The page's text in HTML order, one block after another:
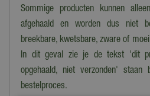
Timer
Nee
Wielen
Nee
Sommige producten kunnen
afgehaald en worden dus niet
breekbare, kwetsbare, zware of
In dit geval zie je de tekst 'dit
opgehaald, niet verzonden'
bestelproces.